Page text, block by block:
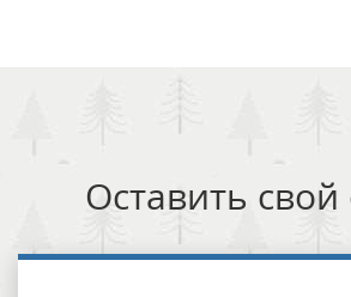
Оставить свой